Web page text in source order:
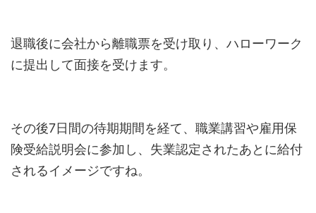
退職後に会社から離職票を受け取り、ハローワーク
に提出して面接を受けます。
その後7日間の待期期間を経て、職業講習や雇用保
険受給説明会に参加し、失業認定されたあとに給付
されるイメージですね。